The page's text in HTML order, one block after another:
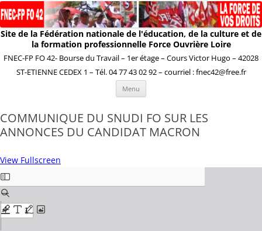
Site de la Fédération nationale de l'éducation, de la culture et de
la formation professionnelle Force Ouvrière Loire
FNEC-FP FO 42- Bourse du Travail – 1er étage – Cours Victor Hugo – 42028
ST-ETIENNE CEDEX 1 – Tél. 04 77 43 02 92 – courriel : fnec42@free.fr
Menu
COMMUNIQUE DU SNUDI FO SUR LES
ANNONCES DU CANDIDAT MACRON
View Fullscreen